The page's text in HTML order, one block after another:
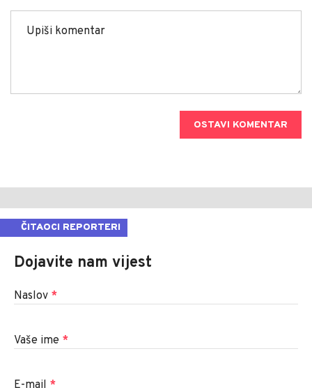
OSTAVI KOMENTAR
ČITAOCI REPORTERI
Dojavite nam vijest
Naslov *
Vaše ime *
E-mail *